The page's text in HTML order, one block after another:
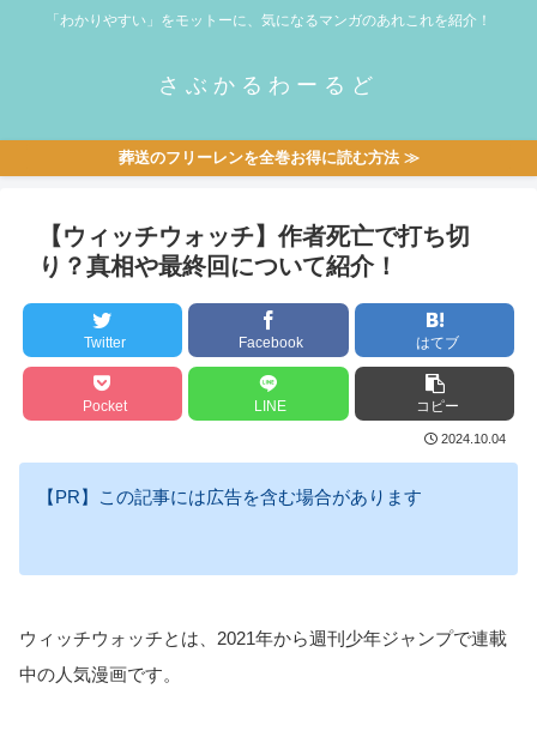
「わかりやすい」をモットーに、気になるマンガのあれこれを紹介！
さぶかるわーるど
葬送のフリーレンを全巻お得に読む方法 ≫
【ウィッチウォッチ】作者死亡で打ち切
り？真相や最終回について紹介！
Twitter Facebook はてブ
Pocket LINE コピー
2024.10.04
【PR】この記事には広告を含む場合があります
ウィッチウォッチとは、2021年から週刊少年ジャンプで連載
中の人気漫画です。